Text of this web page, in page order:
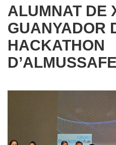
ALUMNAT DE
GUANYADOR
HACKATHON